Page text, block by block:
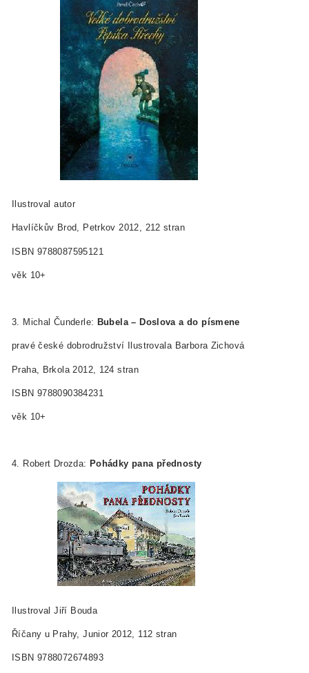
Ilustroval autor
Havlíčkův Brod, Petrkov 2012, 212 stran
ISBN 978­80­87595­12­1
věk 10+
3. Michal Čunderle: Bubela – Doslova a do písmene
pravé české dobrodružství Ilustrovala Barbora Zichová
Praha, Brkola 2012, 124 stran
ISBN 978­80­903842­3­1
věk 10+
4. Robert Drozda: Pohádky pana přednosty
Ilustroval Jiří Bouda
Říčany u Prahy, Junior 2012, 112 stran
ISBN 978­80­7267­489­3